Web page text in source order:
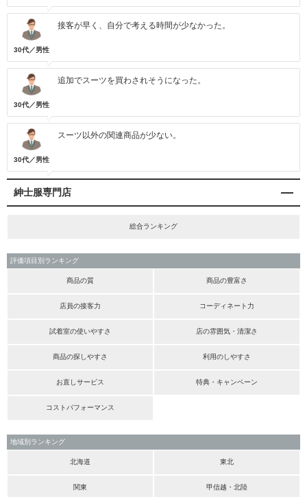
30代／男性
接客が早く、自分で考える時間が少なかった。
30代／男性
追加でスーツを買わされそうになった。
30代／男性
スーツ以外の関連商品が少ない。
紳士服専門店
総合ランキング
評価項目別ランキング
商品の質 商品の豊富さ
店員の接客力 コーディネート力
試着室の使いやすさ 店の雰囲気・清潔さ
商品の探しやすさ 利用のしやすさ
お直しサービス 特典・キャンペーン
コストパフォーマンス
地域別ランキング
北海道 東北
関東 甲信越・北陸